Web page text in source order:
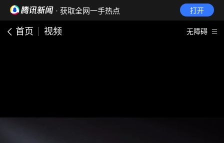
· 获取全网一手热点 打开
首页 视频 无障碍